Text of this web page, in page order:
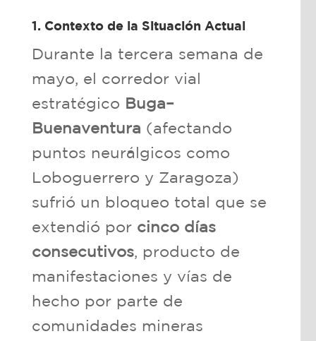
1. Contexto de la Situación Actual
Durante la tercera semana de
mayo, el corredor vial
estratégico Buga–
Buenaventura (afectando
puntos neurálgicos como
Loboguerrero y Zaragoza)
sufrió un bloqueo total que se
extendió por cinco días
consecutivos, producto de
manifestaciones y vías de
hecho por parte de
comunidades mineras